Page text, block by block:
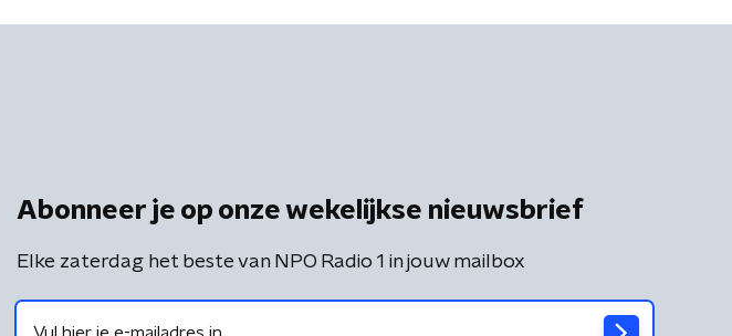
Abonneer je op onze wekelijkse nieuwsbrief
Elke zaterdag het beste van NPO Radio 1 in jouw mailbox